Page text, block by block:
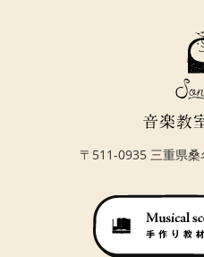
〒511-0935 三重県